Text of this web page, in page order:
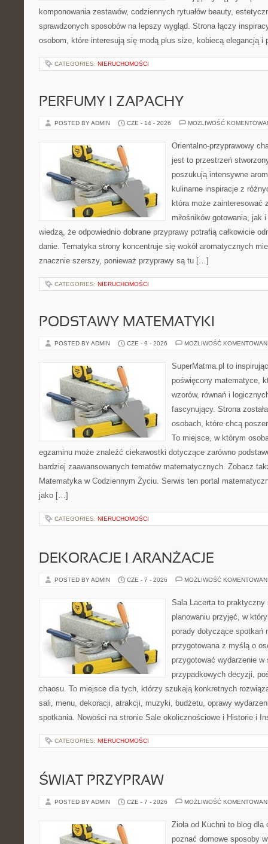
komponowania zestawów, codziennych rytuałów beauty,
sprawdzonych sposobów na lepszy wygląd. Strona łączy
osobom, które interesują się modą plus size, kobiecą elegancją
CATEGORIES: NIERUCHOMOŚCI
PERFUMY I ZAPACHY
POSTED BY ADMIN CZE - 14 - 2026 MOŻLIWOŚĆ
Orientalno-przyprawowy
jest to przestrzeń
poszukują intensywne
kulinarne inspiracje z
która może zainteresować
miłośników gotowania, jak
wiedzą, że odpowiednio dobrane przyprawy potrafią całkowicie
danie. Tematyka strony koncentruje się wokół aromatycznych
znacznie szerszy, ponieważ przyprawy są tu […]
CATEGORIES: NIERUCHOMOŚCI
PODSTAWY MATEMATYKI
POSTED BY ADMIN CZE - 9 - 2026 MOŻLIWOŚĆ
SuperMatma.pl to
poświęcony matematyce,
wzorów, równań i
fascynujący. Strona
osobach, które chcą
To miejsce, w którym
egzaminu może znaleźć ciekawostki dotyczące zarówno
bardziej zaawansowanych tematów matematycznych. Zobacz
Matematyka w Codziennym Życiu. Serwis ten portal
jako […]
CATEGORIES: NIERUCHOMOŚCI
DEKORACJE I ARANŻACJE
POSTED BY ADMIN CZE - 7 - 2026 MOŻLIWOŚĆ
Sala Lacerta to praktyczny
planowaniu przyjęć, w
porady dotyczące spotkań
przygotowana z myślą o
przygotować wydarzenie
przypadkowych decyzji,
chaosu. To miejsce dla tych, którzy szukają konkretnych
sali, menu, dekoracji, atrakcji, muzyki, budżetu, oprawy
spotkania. Nowości na stronie Sale okolicznościowe i Historie i
CATEGORIES: NIERUCHOMOŚCI
ŚWIAT PRZYPRAW
POSTED BY ADMIN CZE - 7 - 2026 MOŻLIWOŚĆ
Zioła od Kuchni to blog
poznać domowe sposoby